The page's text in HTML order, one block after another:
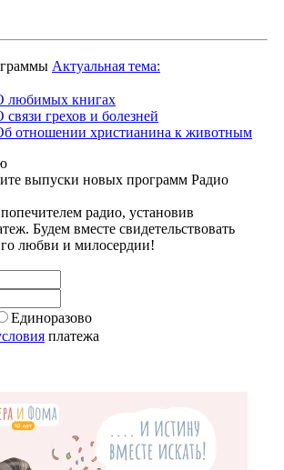
Актуальная тема:
любимых книгах
связи грехов и болезней
отношении христианина к животным
выпуски новых программ Радио
радио, установив
Будем вместе свидетельствовать
любви и милосердии!
Единоразово
платежа